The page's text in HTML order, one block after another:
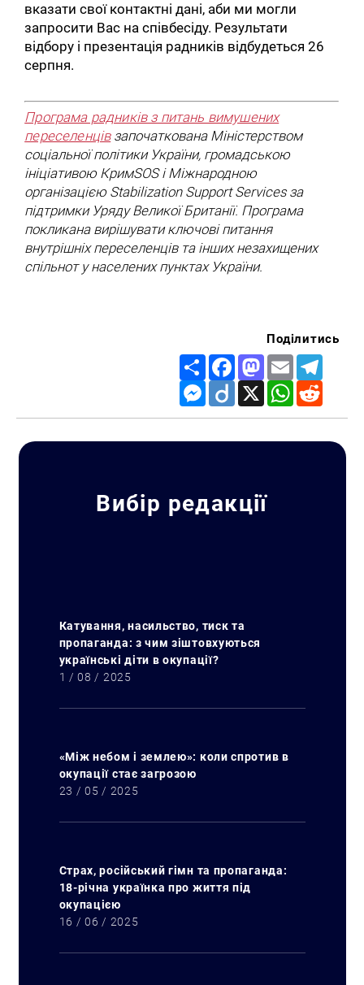
вказати свої контактні дані, аби ми могли
запросити Вас на співбесіду. Результати
відбору і презентація радників відбудеться 26
серпня.
Програма радників з питань вимушених
переселенців започаткована Міністерством
соціальної політики України, громадською
ініціативою КримSOS і Міжнародною
організацією Stabilization Support Services за
підтримки Уряду Великої Британії. Програма
покликана вирішувати ключові питання
внутрішніх переселенців та інших незахищених
спільнот у населених пунктах України.
Поділитись
Share FacebookMastodon
Email
Messenger
Diigo X WhatsApp
Вибір редакції
Катування, насильство, тиск та
пропаганда: з чим зіштовхуються
українські діти в окупації?
1 / 08 / 2025
«Між небом і землею»: коли спротив в
окупації стає загрозою
23 / 05 / 2025
Страх, російський гімн та пропаганда:
18-річна українка про життя під
окупацією
16 / 06 / 2025